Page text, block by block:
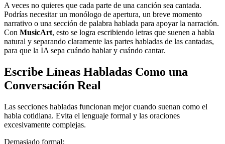
A veces no quieres que cada parte de una canción sea cantada.
Podrías necesitar un monólogo de apertura, un breve momento
narrativo o una sección de palabra hablada para apoyar la narración.
Con MusicArt, esto se logra escribiendo letras que suenen a habla
natural y separando claramente las partes habladas de las cantadas,
para que la IA sepa cuándo hablar y cuándo cantar.
Escribe Líneas Habladas Como una
Conversación Real
Las secciones habladas funcionan mejor cuando suenan como el
habla cotidiana. Evita el lenguaje formal y las oraciones
excesivamente complejas.
Demasiado formal: